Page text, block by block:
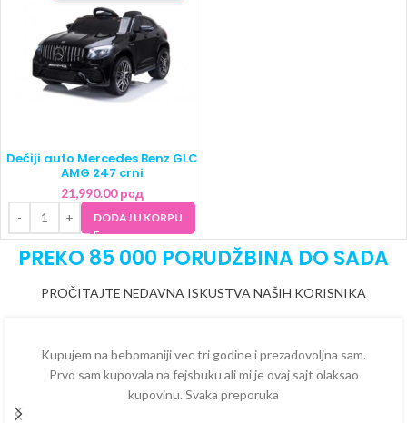
Dečiji auto Mercedes Benz GLC
AMG 247 crni
21,990.00рсд
DODAJ U KORPU
PREKO 85 000 PORUDŽBINA DO SADA
PROČITAJTE NEDAVNA ISKUSTVA NAŠIH KORISNIKA
Kupujem na bebomaniji vec tri godine i prezadovoljna sam.
Prvo sam kupovala na fejsbuku ali mi je ovaj sajt olaksao
kupovinu. Svaka preporuka